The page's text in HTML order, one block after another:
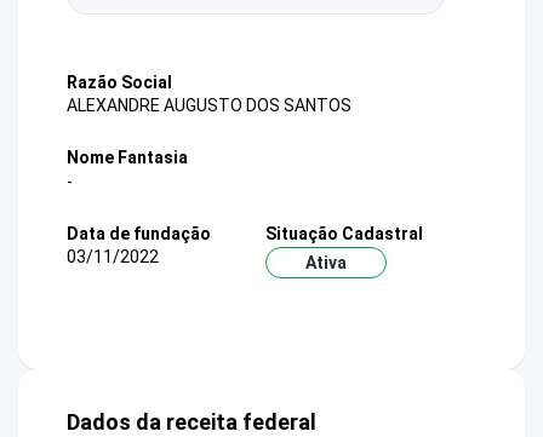
Razão Social
ALEXANDRE AUGUSTO DOS SANTOS
Nome Fantasia
-
Data de fundação
03/11/2022
Situação Cadastral
Ativa
Dados da receita federal